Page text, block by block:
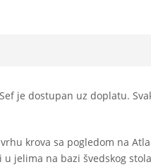
je dostupan uz doplatu.
krova sa pogledom na
jelima na bazi švedskog